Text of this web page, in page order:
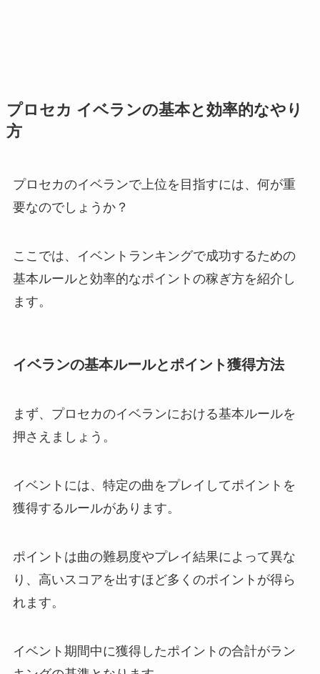
プロセカ イベランの基本と効率的なやり
方
プロセカのイベランで上位を目指すには、何が重
要なのでしょうか？
ここでは、イベントランキングで成功するための
基本ルールと効率的なポイントの稼ぎ方を紹介し
ます。
イベランの基本ルールとポイント獲得方法
まず、プロセカのイベランにおける基本ルールを
押さえましょう。
イベントには、特定の曲をプレイしてポイントを
獲得するルールがあります。
ポイントは曲の難易度やプレイ結果によって異な
り、高いスコアを出すほど多くのポイントが得ら
れます。
イベント期間中に獲得したポイントの合計がラン